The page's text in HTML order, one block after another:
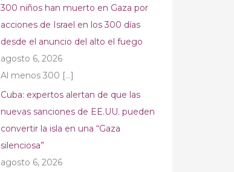
300 niños han muerto en Gaza por
acciones de Israel en los 300 días
desde el anuncio del alto el fuego
agosto 6, 2026
Al menos 300 […]
Cuba: expertos alertan de que las
nuevas sanciones de EE.UU. pueden
convertir la isla en una “Gaza
silenciosa”
agosto 6, 2026